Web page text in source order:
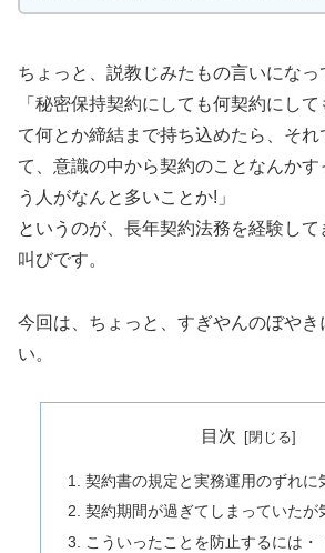
ちょっと、説教じみたもの言いになっ
「秘密保持契約にしても何契約にし
て何とか締結まで持ち込めたら、それ
て、意識の中から契約のことなんかす
う人がなんと多いことか!」
というのが、長年契約法務を経験し
叫びです。
今回は、ちょっと、すぎやんのぼやき
い。
目次
契約書の規定と実務運用のずれに
契約期間が過ぎてしまっていたが
こういったことを防止するには・